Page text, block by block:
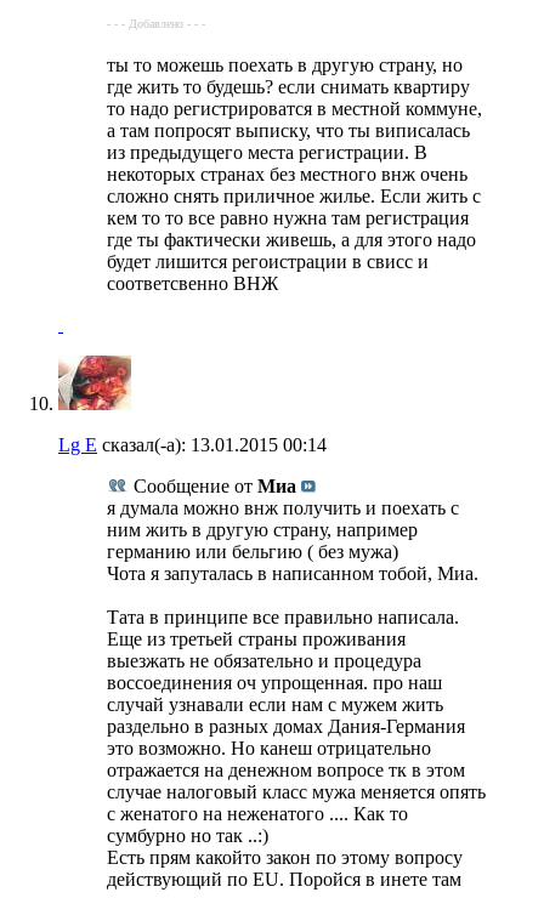
- - - Добавлено - - -
ты то можешь поехать в другую страну, но
где жить то будешь? если снимать квартиру
то надо регистрироватся в местной коммуне,
а там попросят выписку, что ты виписалась
из предыдущего места регистрации. В
некоторых странах без местного внж очень
сложно снять приличное жилье. Если жить с
кем то то все равно нужна там регистрация
где ты фактически живешь, а для этого надо
будет лишится регоистрации в свисс и
соответсвенно ВНЖ
Lg E сказал(-а): 13.01.2015 00:14
Сообщение от Миа
я думала можно внж получить и поехать с
ним жить в другую страну, например
германию или бельгию ( без мужа)
Чота я запуталась в написанном тобой, Миа.
Тата в принципе все правильно написала.
Еще из третьей страны проживания
выезжать не обязательно и процедура
воссоединения оч упрощенная. про наш
случай узнавали если нам с мужем жить
раздельно в разных домах Дания-Германия
это возможно. Но канеш отрицательно
отражается на денежном вопросе тк в этом
случае налоговый класс мужа меняется опять
с женатого на неженатого .... Как то
сумбурно но так ..:)
Есть прям какойто закон по этому вопросу
действующий по EU. Поройся в инете там